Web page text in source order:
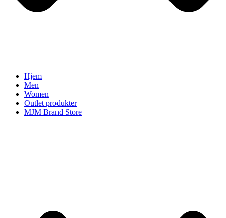
Hjem
Men
Women
Outlet produkter
MJM Brand Store